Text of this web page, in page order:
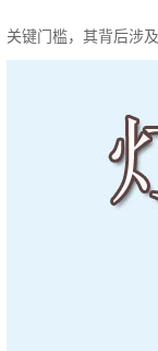
关键门槛，其背后涉